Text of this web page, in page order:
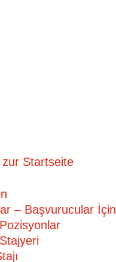
– Başvurucular İçin